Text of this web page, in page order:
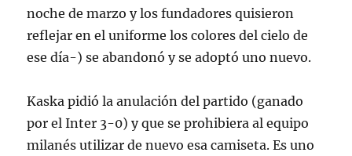
noche de marzo y los fundadores quisieron
reflejar en el uniforme los colores del cielo de
ese día-) se abandonó y se adoptó uno nuevo.
Kaska pidió la anulación del partido (ganado
por el Inter 3-0) y que se prohibiera al equipo
milanés utilizar de nuevo esa camiseta. Es uno